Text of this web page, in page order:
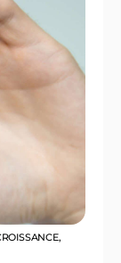
,